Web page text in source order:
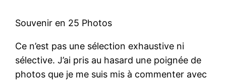
Souvenir en 25 Photos
Ce n’est pas une sélection exhaustive ni
sélective. J’ai pris au hasard une poignée de
photos que je me suis mis à commenter avec